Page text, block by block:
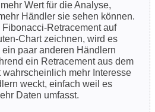
Wert für die Analyse,
Händler sie sehen können.
Retracement auf
Chart zeichnen, wird es
paar anderen Händlern
ein Retracement aus dem
wahrscheinlich mehr Interesse
weckt, einfach weil es
Daten umfasst.